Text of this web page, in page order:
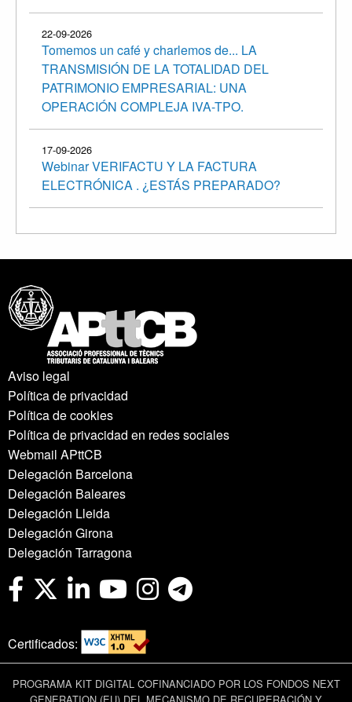
22-09-2026
Tomemos un café y charlemos de... LA
TRANSMISIÓN DE LA TOTALIDAD DEL
PATRIMONIO EMPRESARIAL: UNA
OPERACIÓN COMPLEJA IVA-TPO.
17-09-2026
Webinar VERIFACTU Y LA FACTURA
ELECTRÓNICA . ¿ESTÁS PREPARADO?
Aviso legal
Política de privacidad
Política de cookies
Política de privacidad en redes sociales
Webmail APttCB
Delegación Barcelona
Delegación Baleares
Delegación Lleida
Delegación Girona
Delegación Tarragona
Certificados:
PROGRAMA KIT DIGITAL COFINANCIADO POR LOS FONDOS NEXT
GENERATION (EU) DEL MECANISMO DE RECUPERACIÓN Y